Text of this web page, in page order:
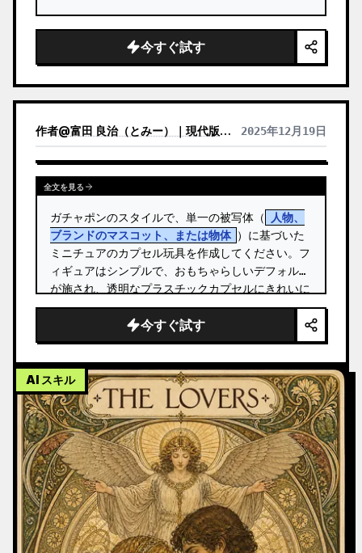
今すぐ試す
作者@富田 良治（とみー）｜現代版駄菓子屋 富田商店｜スナックトミタ 2025年12月19日
全文を見る
ガチャポンのスタイルで、単一の被写体（
人物、
ブランドのマスコット、または物体 ）に基づいた
ミニチュアのカプセル玩具を作成してください。フ
ィギュアはシンプルで、おもちゃらしいデフォルメ
が施され、透明なプラスチックカプセルにきれいに
収まるサイズであるべきです。 …
今すぐ試す
AI スキル